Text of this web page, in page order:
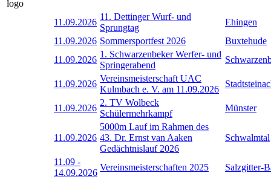
11.09.2026
11. Dettinger Wurf- und
Sprungtag
Ehingen
11.09.2026 Sommersportfest 2026
Buxtehude
11.09.2026
1. Schwarzenbeker Werfer- und
Springerabend
11.09.2026
Vereinsmeisterschaft UAC
Kulmbach e. V. am 11.09.2026
11.09.2026
2. TV Wolbeck
Schülermehrkampf
Münster
11.09.2026
5000m Lauf im Rahmen des
43. Dr. Ernst van Aaken
Gedächtnislauf 2026
Schwalmtal
11.09 -
14.09.2026
Vereinsmeisterschaften 2025 Salzgitter-